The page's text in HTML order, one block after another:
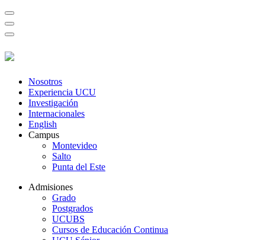
Nosotros
Experiencia UCU
Investigación
Internacionales
English
Campus
Montevideo
Salto
Punta del Este
Admisiones
Grado
Postgrados
UCUBS
Cursos de Educación Continua